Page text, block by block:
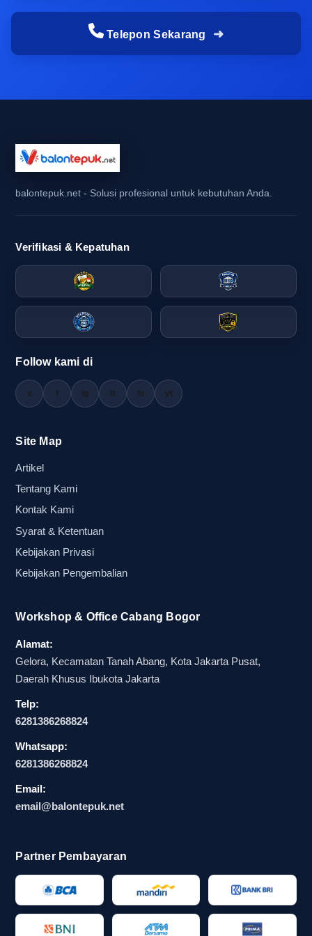
orang, maka balon tepuk partai besar lebih efisien
dibanding pesan balon tepuk satuan dan partai
semakin penting memilih bahan yang konsisten
dan stabil.
Selain itu, kebutuhan visual dari kejauhan harus
tampilan yang ramai dan seragam lebih
diutamakan daripada detail kecil yang sulit
terlihat. Di sinilah supplier balon tepuk bogor
yang memahami kebutuhan advertising tools dan
perlengkapan suporter akan lebih membantu,
warna, dan desain agar tetap terbaca dari jauh.
Memetakan timeline H-7 sampai H-1
atau saat jadwal acara menumpuk, timeline
produksi harus dipetakan dengan disiplin. Pada
H-7, brief desain, jumlah pesanan, dan kebutuhan
branding sebaiknya sudah final. Pada H-5, file
logo dan detail warna perlu dipastikan aman
untuk diproses. Lalu pada H-3 sampai H-1, fokus
mengganggu jalannya acara.
dengan supplier balon tepuk bogor terdekat
Untuk panitia yang sedang terburu waktu tapi
tetap selektif, kejelasan estimasi produksi
menjadi faktor penentu. Balontepuk.net
menempatkan kebutuhan waktu sebagai bagian
penting dari layanan, sehingga pembeli tidak
hanya mendapatkan produk, tetapi juga kepastian
Ragam balon tepuk yang paling
sering dipakai untuk event di
Bogor dan Jabodetabek
Telepon Sekarang
balontepuk.net - Solusi profesional untuk kebutuhan Anda.
Verifikasi & Kepatuhan
Follow kami di
x f ig tt in yt
Site Map
Artikel
Tentang Kami
Kontak Kami
Syarat & Ketentuan
Kebijakan Privasi
Kebijakan Pengembalian
Workshop & Office Cabang Bogor
Alamat:
Gelora, Kecamatan Tanah Abang, Kota Jakarta Pusat,
Daerah Khusus Ibukota Jakarta
Telp:
6281386268824
Whatsapp:
6281386268824
Email:
email@balontepuk.net
Partner Pembayaran